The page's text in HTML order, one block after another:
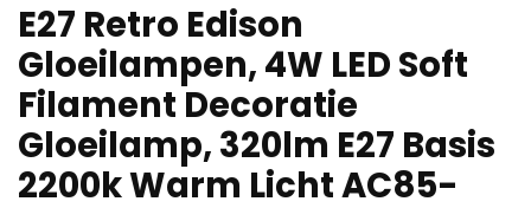
E27 Retro Edison
Gloeilampen, 4W LED Soft
Filament Decoratie
Gloeilamp, 320lm E27 Basis
2200k Warm Licht AC85-